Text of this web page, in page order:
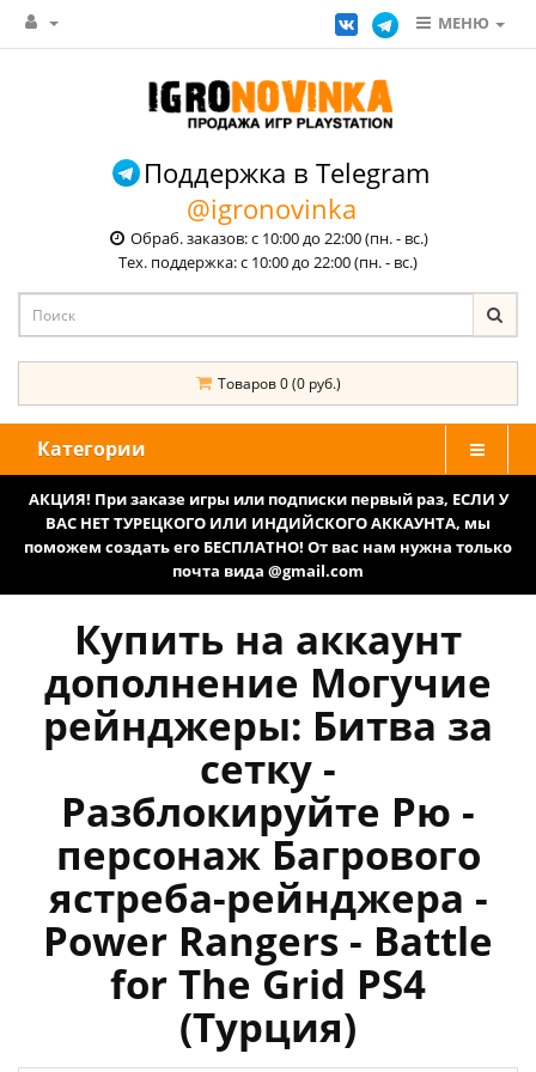
МЕНЮ
Поддержка в Telegram
@igronovinka
Обраб. заказов: с 10:00 до 22:00 (пн. - вс.)
Тех. поддержка: с 10:00 до 22:00 (пн. - вс.)
Товаров 0 (0 руб.)
Категории
АКЦИЯ! При заказе игры или подписки первый раз, ЕСЛИ У
ВАС НЕТ ТУРЕЦКОГО ИЛИ ИНДИЙСКОГО АККАУНТА, мы
поможем создать его БЕСПЛАТНО! От вас нам нужна только
почта вида @gmail.com
Купить на аккаунт
дополнение Могучие
рейнджеры: Битва за
сетку -
Разблокируйте Рю -
персонаж Багрового
ястреба-рейнджера -
Power Rangers - Battle
for The Grid PS4
(Турция)